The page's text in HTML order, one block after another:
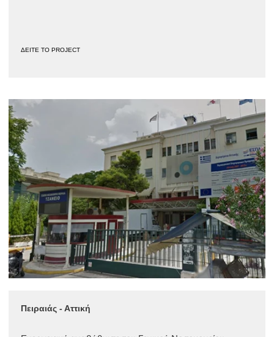
ΔΕΙΤΕ ΤΟ PROJECT
Πειραιάς - Αττική